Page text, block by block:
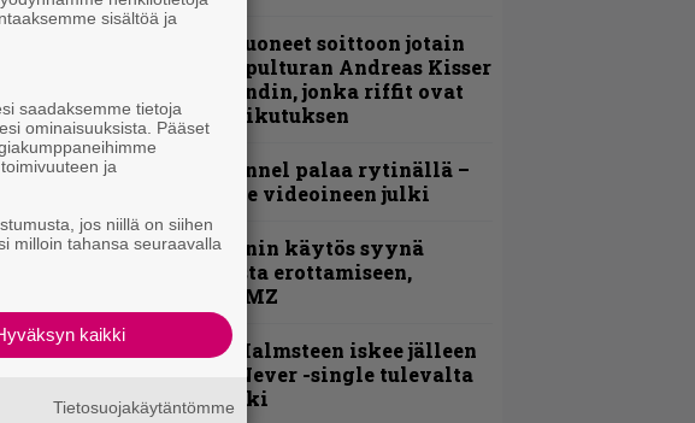
on
”He ovat tuoneet soittoon jotain
uutta” – Sepulturan Andreas Kisser
nimeää bändin, jonka riffit ovat
tehneet vaikutuksen
Blind Channel palaa rytinällä –
tuplasingle videoineen julki
Sid Wilsonin käytös syynä
Slipknotista erottamiseen,
raportoi TMZ
Yngwie Malmsteen iskee jälleen
– Now or Never -single tulevalta
levyltä julki
sisältöä ja
saadaksemme tietoja
ominaisuuksista. Pääset
ja
jos niillä on siihen
milloin tahansa seuraavalla
kaikki
Tietosuojakäytäntömme